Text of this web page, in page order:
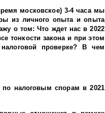
московское) 3-4 часа мы
из личного опыта и опыта
о том: Что ждет нас в 2022
тонкости закона и при этом
проверке? В чем
по налоговым спорам в 2021